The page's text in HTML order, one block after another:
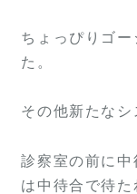
ちょっぴりゴ
た。
その他新たなシ
診察室の前に中
は中待合で待